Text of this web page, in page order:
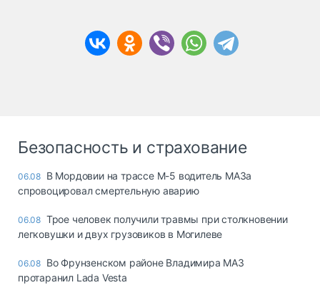
Безопасность и страхование
06.08 В Мордовии на трассе М-5 водитель МАЗа
спровоцировал смертельную аварию
06.08 Трое человек получили травмы при столкновении
легковушки и двух грузовиков в Могилеве
06.08 Во Фрунзенском районе Владимира МАЗ
протаранил Lada Vesta